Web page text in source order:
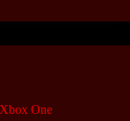
One